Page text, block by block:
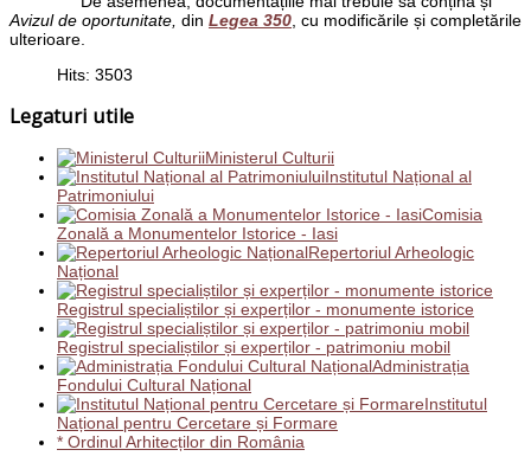
Avizul de oportunitate, din Legea 350 , cu modificările și completările
ulterioare.
Hits: 3503
Legaturi utile
Ministerul Culturii
Institutul Național al
Patrimoniului
Comisia
Zonală a Monumentelor Istorice - Iasi
Repertoriul Arheologic
Național
Registrul specialiștilor și experților - monumente istorice
Registrul specialiștilor și experților - patrimoniu mobil
Administrația
Fondului Cultural Național
Institutul
Național pentru Cercetare și Formare
* Ordinul Arhitecților din România